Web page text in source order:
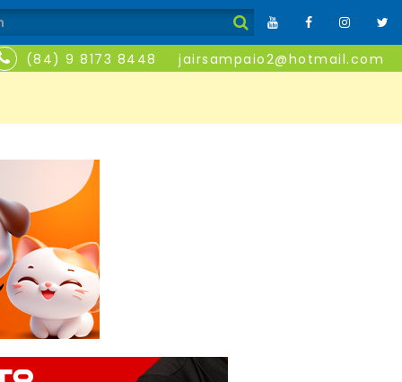
(84) 9 8173 8448 jairsampaio2@hotmail.com